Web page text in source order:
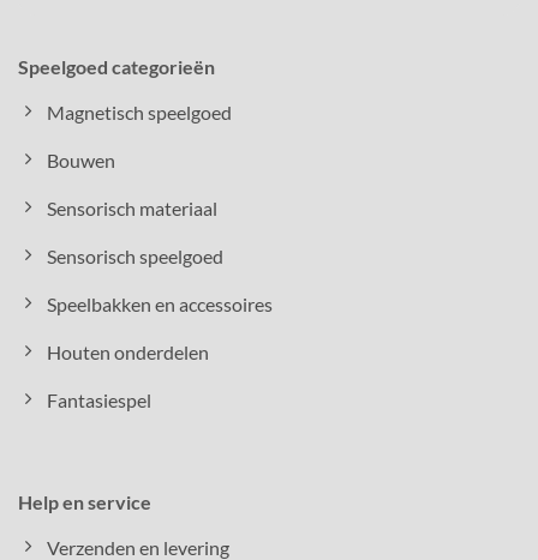
Speelgoed categorieën
Magnetisch speelgoed
Bouwen
Sensorisch materiaal
Sensorisch speelgoed
Speelbakken en accessoires
Houten onderdelen
Fantasiespel
Help en service
Verzenden en levering